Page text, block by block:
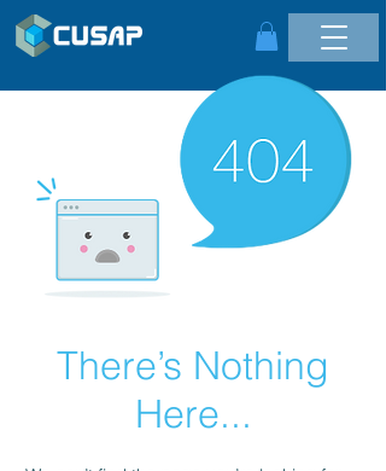
There’s Nothing
Here...